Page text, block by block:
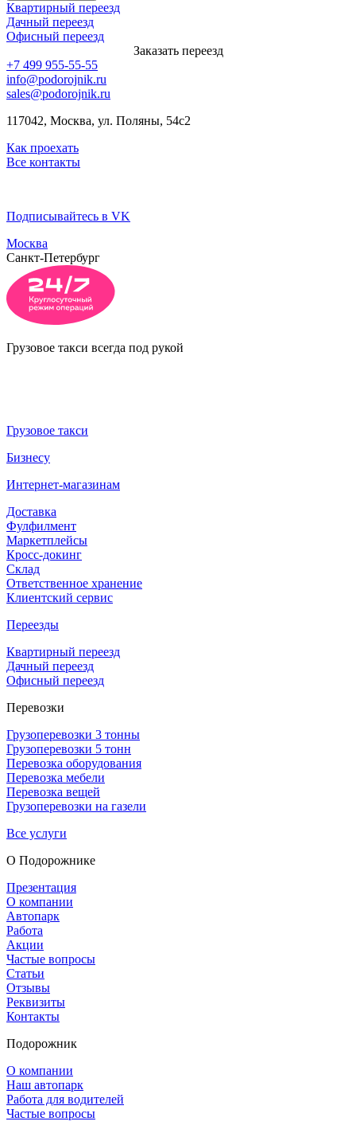
Квартирный переезд
Дачный переезд
Офисный переезд
Заказать переезд
+7 499 955-55-55
info@podorojnik.ru
sales@podorojnik.ru
117042, Москва, ул. Поляны, 54с2
Как проехать
Все контакты
Подписывайтесь в VK
Москва
Санкт-Петербург
Грузовое такси всегда под рукой
Грузовое такси
Бизнесу
Интернет-магазинам
Доставка
Фулфилмент
Маркетплейсы
Кросс-докинг
Склад
Ответственное хранение
Клиентский сервис
Переезды
Квартирный переезд
Дачный переезд
Офисный переезд
Перевозки
Грузоперевозки 3 тонны
Грузоперевозки 5 тонн
Перевозка оборудования
Перевозка мебели
Перевозка вещей
Грузоперевозки на газели
Все услуги
О Подорож­нике
Презентация
О компании
Автопарк
Работа
Акции
Частые вопросы
Статьи
Отзывы
Реквизиты
Контакты
Подорожник
О компании
Наш автопарк
Работа для водителей
Частые вопросы